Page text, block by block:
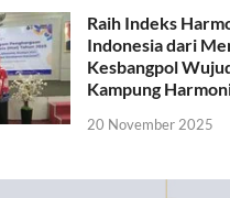
Raih Indeks
Indonesia dari
Kesbangpol
Kampung
20 November 2025